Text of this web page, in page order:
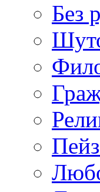
Без